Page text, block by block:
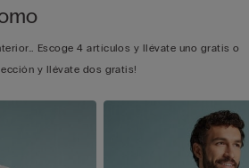
Escoge 4 artículos y llévate uno gratis o
y llévate dos gratis!